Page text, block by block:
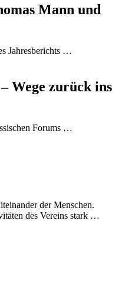
Mann und
Jahresberichts …
Wege zurück ins
Forums …
der Menschen.
des Vereins stark …